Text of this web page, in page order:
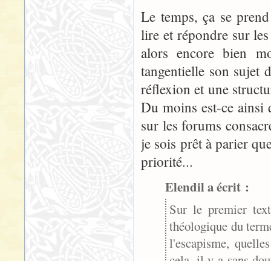
Le temps, ça se
lire et répondre sur
alors encore bien
tangentielle son sujet
réflexion et une
Du moins est-ce ainsi
sur les forums
je sois prêt à parier
priorité...
Elendil a écrit :
Sur le premier
théologique du
l'escapisme,